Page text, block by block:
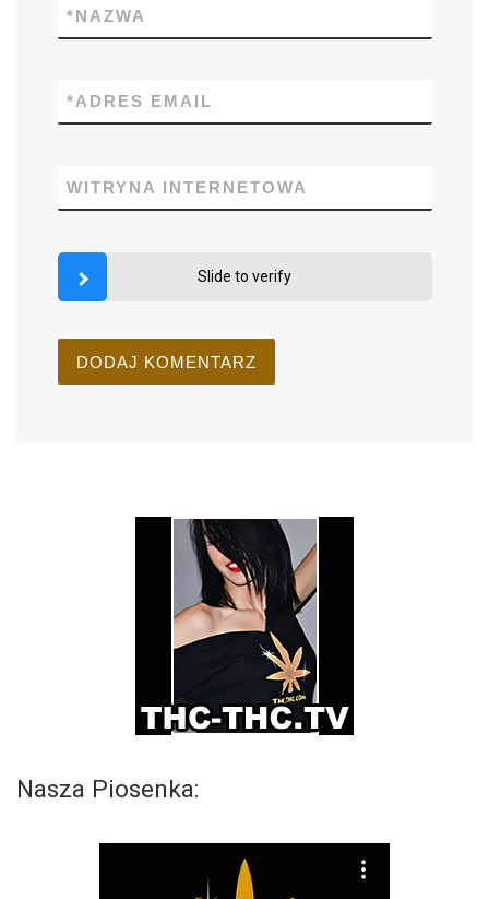
NAZWA
*
ADRES EMAIL
*
WITRYNA INTERNETOWA
Slide to verify
Nasza Piosenka: